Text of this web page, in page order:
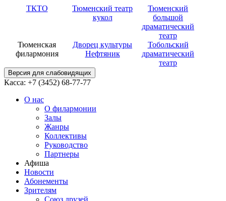
ТКТО
Тюменский театр
кукол
Тюменский
большой
драматический
театр
Тюменская
филармония
Дворец культуры
Нефтяник
Тобольский
драматический
театр
Версия для слабовидящих
Касса: +7 (3452) 68-77-77
О нас
О филармонии
Залы
Жанры
Коллективы
Руководство
Партнеры
Афиша
Новости
Абонементы
Зрителям
Союз друзей